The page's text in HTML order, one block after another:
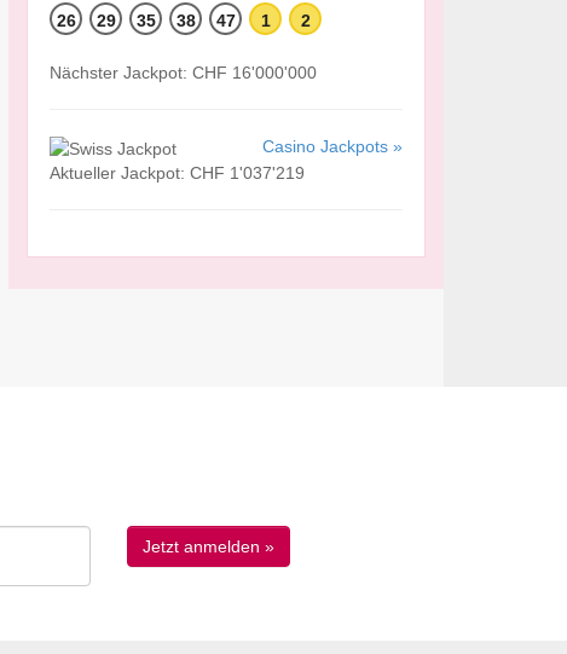
26 29 35 38 47 1 2
Nächster Jackpot: CHF 16'000'000
Casino Jackpots »
Aktueller Jackpot: CHF 1'037'219